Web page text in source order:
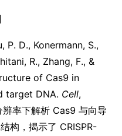
P. D., Konermann, S.,
R., Zhang, F., &
of Cas9 in
target DNA. Cell,
率下解析 Cas9 与向导
构，揭示了 CRISPR-